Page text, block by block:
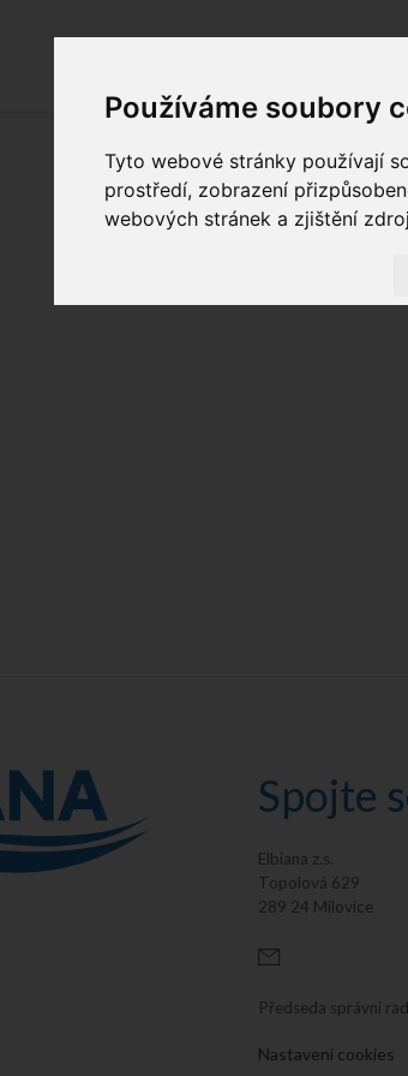
Používáme soubory
Tyto webové stránky používají
prostředí, zobrazení
webových stránek a zjištění
Spojte
Elbiana z.s.
Topolová 629
289 24 Milovice
Předseda správní
Nastavení cookies